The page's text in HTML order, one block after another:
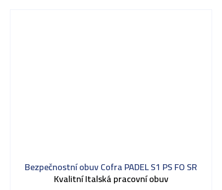
Bezpečnostní obuv Cofra PADEL S1 PS FO SR
Kvalitní Italská pracovní obuv